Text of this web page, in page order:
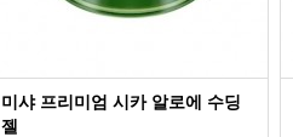
미샤 프리미엄 시카 알로에 수딩
젤